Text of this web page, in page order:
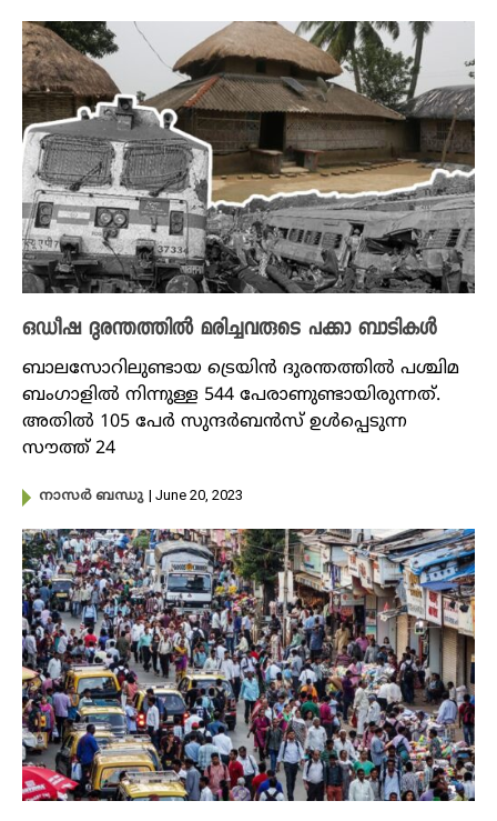
ഒഡീഷ ദുരന്തത്തിൽ മരിച്ചവരുടെ പക്കാ ബാടികൾ
ബാലസോറിലുണ്ടായ ട്രെയിൻ ദുരന്തത്തിൽ പശ്ചിമ
ബംഗാളിൽ നിന്നുള്ള 544 പേരാണുണ്ടായിരുന്നത്.
അതിൽ 105 പേർ സുന്ദർബൻസ് ഉൾപ്പെടുന്ന
സൗത്ത് 24
നാസർ ബന്ധു | June 20, 2023